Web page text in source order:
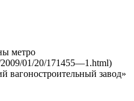
метро
01/20/171455—1.html)
вагоностроительный завод»